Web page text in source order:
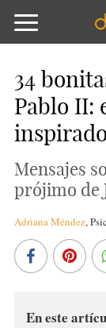
34
Pablo II:
Mensajes
prójimo de
Adriana Méndez,
En este